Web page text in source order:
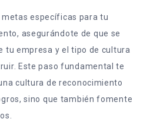
específicas para tu
asegurándote de que se
tu empresa y el tipo de cultura
Este paso fundamental te
cultura de reconocimiento
sino que también fomente